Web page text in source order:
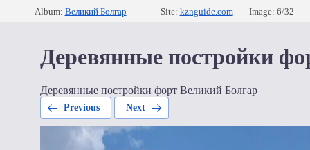
Album: Великий Болгар Site: kznguide.com Image: 6/32
Деревянные постройки
Деревянные постройки форт Великий Болгар
Previous Next